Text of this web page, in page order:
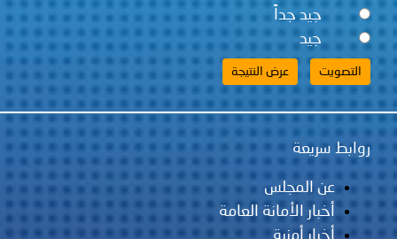
جيد جداً
جيد
روابط سريعة
عن المجلس
أخبار الأمانة العامة
أخبار أمنية